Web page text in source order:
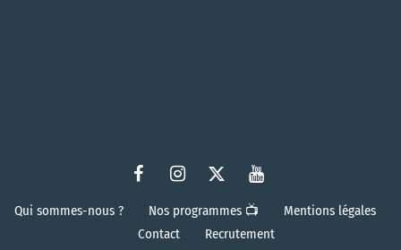
Qui sommes-nous ? Nos programmes 📺
Mentions légales
Contact
Recrutement